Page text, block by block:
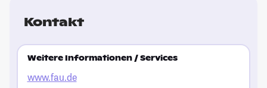
Kontakt
Weitere Informationen / Services
www.fau.de